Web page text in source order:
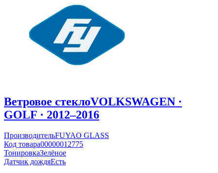
Ветровое стеклоVOLKSWAGEN ·
GOLF · 2012–2016
ПроизводительFUYAO GLASS
Код товара00000012775
ТонировкаЗелёное
Датчик дождяЕсть